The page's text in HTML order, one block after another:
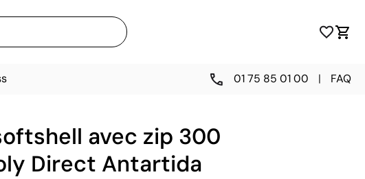
01 75 85 01 00 | FAQ
avec zip 300
Direct Antartida